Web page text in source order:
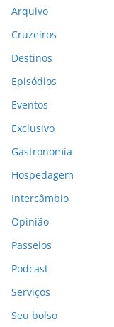
Arquivo
Cruzeiros
Destinos
Episódios
Eventos
Exclusivo
Gastronomia
Hospedagem
Intercâmbio
Opinião
Passeios
Podcast
Serviços
Seu bolso